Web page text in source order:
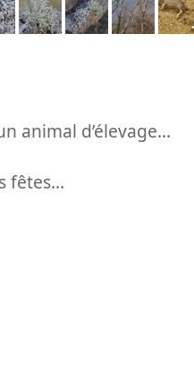
animal d’élevage...
fêtes...